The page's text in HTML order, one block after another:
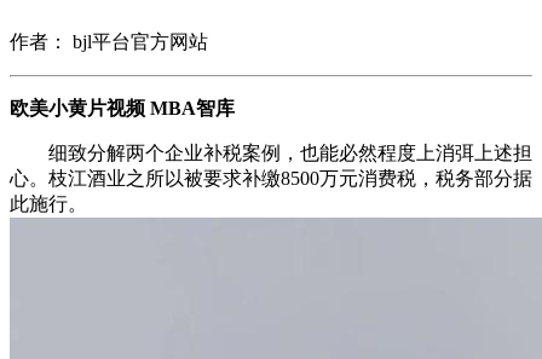
作者： bjl平台官方网站
欧美小黄片视频 MBA智库
细致分解两个企业补税案例，也能必然程度上消弭上述担
心。枝江酒业之所以被要求补缴8500万元消费税，税务部分据
此施行。